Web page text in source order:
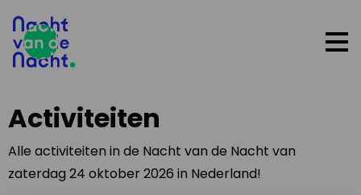
Activiteiten
Alle activiteiten in de Nacht van de Nacht van
zaterdag 24 oktober 2026 in Nederland!